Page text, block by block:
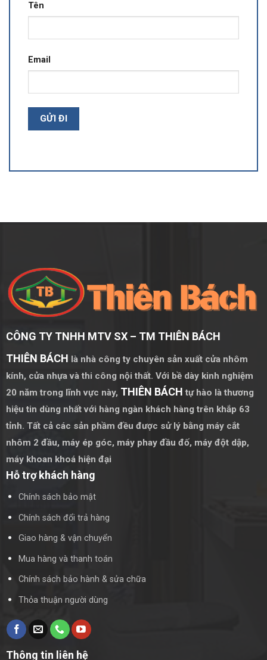
Tên
Email
CÔNG TY TNHH MTV SX – TM THIÊN BÁCH
THIÊN BÁCH là nhà công ty chuyên sản xuất cửa nhôm
kính, cửa nhựa và thi công nội thất. Với bề dày kinh nghiệm
20 năm trong lĩnh vực này, THIÊN BÁCH tự hào là thương
hiệu tin dùng nhất với hàng ngàn khách hàng trên khắp 63
tỉnh. Tất cả các sản phầm đều được sử lý bằng máy cắt
nhôm 2 đầu, máy ép góc, máy phay đầu đố, máy đột dập,
máy khoan khoá hiện đại
Hỗ trợ khách hàng
Chính sách bảo mật
Chính sách đổi trả hàng
Giao hàng & vận chuyển
Mua hàng và thanh toán
Chính sách bảo hành & sửa chữa
Thỏa thuận người dùng
Thông tin liên hệ